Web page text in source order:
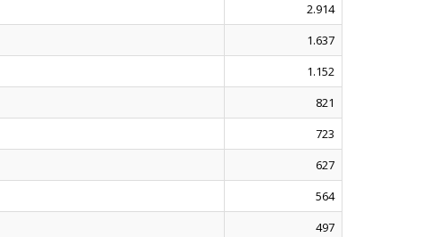
2.914
1.637
1.152
821
723
627
564
497